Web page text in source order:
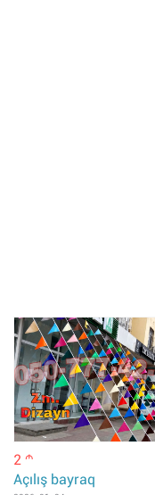
2 m
Açılış bayraq